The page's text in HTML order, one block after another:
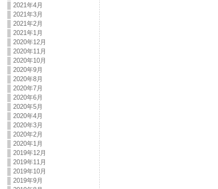
2021年4月
2021年3月
2021年2月
2021年1月
2020年12月
2020年11月
2020年10月
2020年9月
2020年8月
2020年7月
2020年6月
2020年5月
2020年4月
2020年3月
2020年2月
2020年1月
2019年12月
2019年11月
2019年10月
2019年9月